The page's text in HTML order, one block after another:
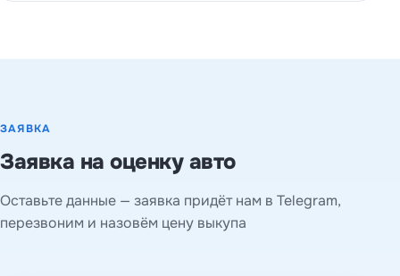
ЗАЯВКА
Заявка на оценку авто
Оставьте данные — заявка придёт нам в Telegram,
перезвоним и назовём цену выкупа